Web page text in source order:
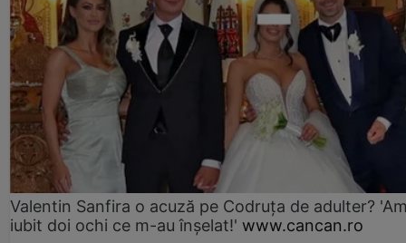
Valentin Sanfira o acuză pe Codruța de adulter?
iubit doi ochi ce m-au înșelat!' www.cancan.ro